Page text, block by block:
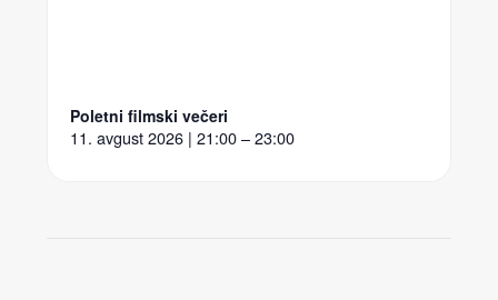
Poletni filmski večeri
11. avgust 2026 | 21:00 – 23:00